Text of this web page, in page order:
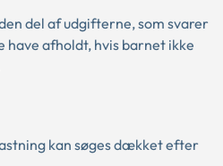
del af udgifterne, som svarer
afholdt, hvis barnet ikke
kan søges dækket efter